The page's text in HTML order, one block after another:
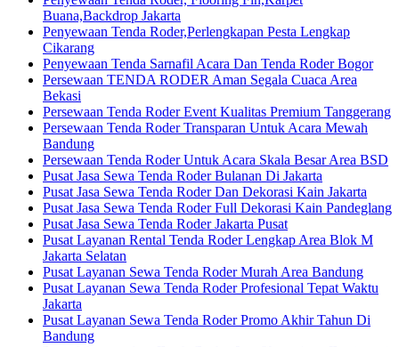
Buana,Backdrop Jakarta
Penyewaan Tenda Roder,Perlengkapan Pesta Lengkap
Cikarang
Penyewaan Tenda Sarnafil Acara Dan Tenda Roder Bogor
Persewaan TENDA RODER Aman Segala Cuaca Area
Bekasi
Persewaan Tenda Roder Event Kualitas Premium Tanggerang
Persewaan Tenda Roder Transparan Untuk Acara Mewah
Bandung
Persewaan Tenda Roder Untuk Acara Skala Besar Area BSD
Pusat Jasa Sewa Tenda Roder Bulanan Di Jakarta
Pusat Jasa Sewa Tenda Roder Dan Dekorasi Kain Jakarta
Pusat Jasa Sewa Tenda Roder Full Dekorasi Kain Pandeglang
Pusat Jasa Sewa Tenda Roder Jakarta Pusat
Pusat Layanan Rental Tenda Roder Lengkap Area Blok M
Jakarta Selatan
Pusat Layanan Sewa Tenda Roder Murah Area Bandung
Pusat Layanan Sewa Tenda Roder Profesional Tepat Waktu
Jakarta
Pusat Layanan Sewa Tenda Roder Promo Akhir Tahun Di
Bandung